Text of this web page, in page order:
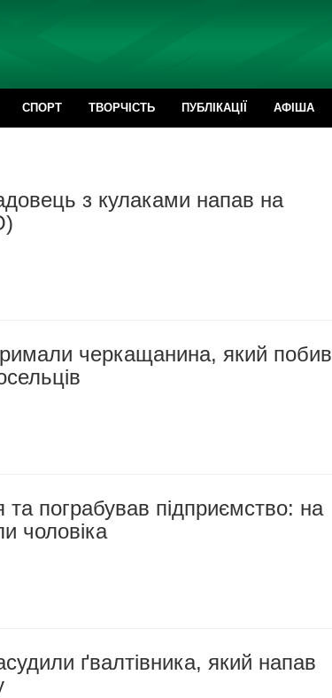
СПОРТ ТВОРЧІСТЬ ПУБЛІКАЦІЇ АФІША
з кулаками напав на
черкащанина, який побив
пограбував підприємство: на
чоловіка
ґвалтівника, який напав